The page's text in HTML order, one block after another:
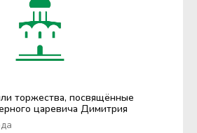
торжества, посвящённые
царевича Димитрия